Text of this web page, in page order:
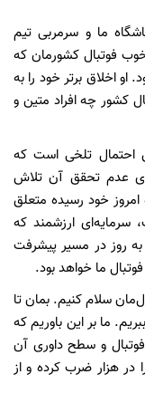
ما و سرمربی تیم
فوتبال کشورمان که
او اخلاق برتر خود را به
کشور چه افراد متین و
احتمال تلخی است که
عدم تحقق آن تلاش
امروز خود رسیده متعلق
ارزشمند که
روز در مسیر پیشرفت
ما خواهد بود.
سلام کنیم. بمان تا
ما بر این باوریم که
فوتبال و سطح داوری آن
در هزار ضرب کرده و از